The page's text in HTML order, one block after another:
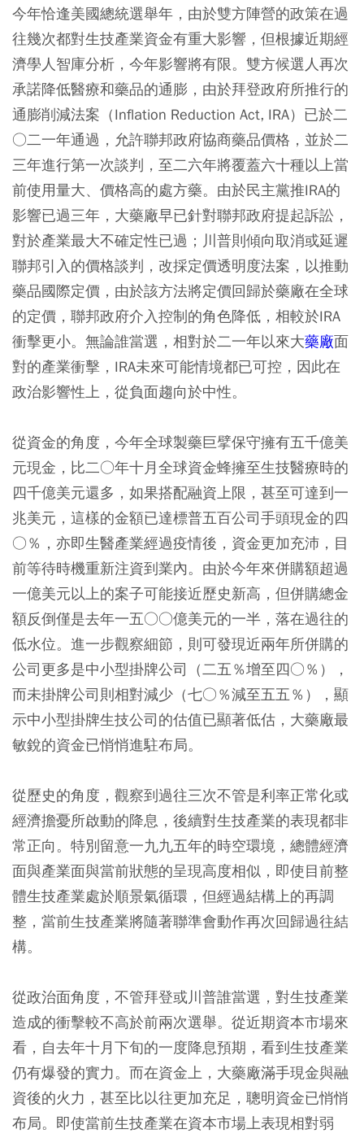
今年恰逢美國總統選舉年，由於雙方陣營的政策在過
往幾次都對生技產業資金有重大影響，但根據近期經
濟學人智庫分析，今年影響將有限。雙方候選人再次
承諾降低醫療和藥品的通膨，由於拜登政府所推行的
通膨削減法案（Inflation Reduction Act, IRA）已於二
○二一年通過，允許聯邦政府協商藥品價格，並於二
三年進行第一次談判，至二六年將覆蓋六十種以上當
前使用量大、價格高的處方藥。由於民主黨推IRA的
影響已過三年，大藥廠早已針對聯邦政府提起訴訟，
對於產業最大不確定性已過；川普則傾向取消或延遲
聯邦引入的價格談判，改採定價透明度法案，以推動
藥品國際定價，由於該方法將定價回歸於藥廠在全球
的定價，聯邦政府介入控制的角色降低，相較於IRA
衝擊更小。無論誰當選，相對於二一年以來大藥廠面
對的產業衝擊，IRA未來可能情境都已可控，因此在
政治影響性上，從負面趨向於中性。
從資金的角度，今年全球製藥巨擘保守擁有五千億美
元現金，比二○年十月全球資金蜂擁至生技醫療時的
四千億美元還多，如果搭配融資上限，甚至可達到一
兆美元，這樣的金額已達標普五百公司手頭現金的四
○％，亦即生醫產業經過疫情後，資金更加充沛，目
前等待時機重新注資到業內。由於今年來併購額超過
一億美元以上的案子可能接近歷史新高，但併購總金
額反倒僅是去年一五○○億美元的一半，落在過往的
低水位。進一步觀察細節，則可發現近兩年所併購的
公司更多是中小型掛牌公司（二五％增至四○％），
而未掛牌公司則相對減少（七○％減至五五％），顯
示中小型掛牌生技公司的估值已顯著低估，大藥廠最
敏銳的資金已悄悄進駐布局。
從歷史的角度，觀察到過往三次不管是利率正常化或
經濟擔憂所啟動的降息，後續對生技產業的表現都非
常正向。特別留意一九九五年的時空環境，總體經濟
面與產業面與當前狀態的呈現高度相似，即使目前整
體生技產業處於順景氣循環，但經過結構上的再調
整，當前生技產業將隨著聯準會動作再次回歸過往結
構。
從政治面角度，不管拜登或川普誰當選，對生技產業
造成的衝擊較不高於前兩次選舉。從近期資本市場來
看，自去年十月下旬的一度降息預期，看到生技產業
仍有爆發的實力。而在資金上，大藥廠滿手現金與融
資後的火力，甚至比以往更加充足，聰明資金已悄悄
布局。即使當前生技產業在資本市場上表現相對弱